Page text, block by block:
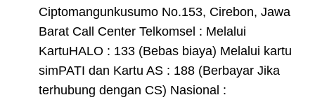
Ciptomangunkusumo No.153, Cirebon, Jawa
Barat Call Center Telkomsel : Melalui
KartuHALO : 133 (Bebas biaya) Melalui kartu
simPATI dan Kartu AS : 188 (Berbayar Jika
terhubung dengan CS) Nasional :